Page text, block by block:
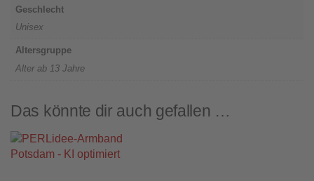
Geschlecht
Unisex
Altersgruppe
Alter ab 13 Jahre
Das könnte dir auch gefallen …